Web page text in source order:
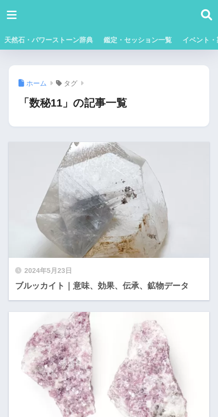
天然石・パワーストーン辞典 鑑定・セッション一覧 イベント
ホーム タグ
「数秘11」の記事一覧
2024年5月23日
ブルッカイト｜意味、効果、伝承、鉱物データ